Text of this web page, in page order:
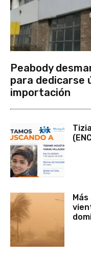
Peabody
para dedicarse
importación